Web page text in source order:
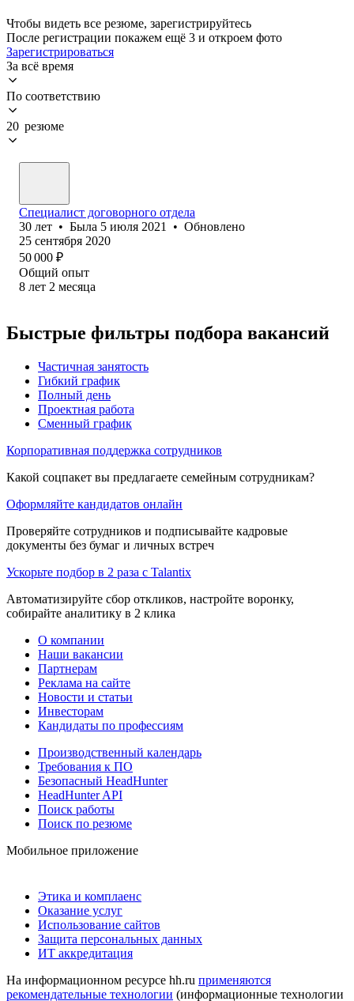
Чтобы видеть все резюме, зарегистрируйтесь
После регистрации покажем ещё 3 и откроем фото
Зарегистрироваться
За всё время
По соответствию
20 резюме
Специалист договорного отдела
30 лет • Была 5 июля 2021 • Обновлено
25 сентября 2020
50 000 ₽
Общий опыт
8 лет 2 месяца
Быстрые фильтры подбора вакансий
Частичная занятость
Гибкий график
Полный день
Проектная работа
Сменный график
Корпоративная поддержка сотрудников
Какой соцпакет вы предлагаете семейным сотрудникам?
Оформляйте кандидатов онлайн
Проверяйте сотрудников и подписывайте кадровые
документы без бумаг и личных встреч
Ускорьте подбор в 2 раза с Talantix
Автоматизируйте сбор откликов, настройте воронку,
собирайте аналитику в 2 клика
О компании
Наши вакансии
Партнерам
Реклама на сайте
Новости и статьи
Инвесторам
Кандидаты по профессиям
Производственный календарь
Требования к ПО
Безопасный HeadHunter
HeadHunter API
Поиск работы
Поиск по резюме
Мобильное приложение
Этика и комплаенс
Оказание услуг
Использование сайтов
Защита персональных данных
ИТ аккредитация
На информационном ресурсе hh.ru применяются
рекомендательные технологии (информационные технологии